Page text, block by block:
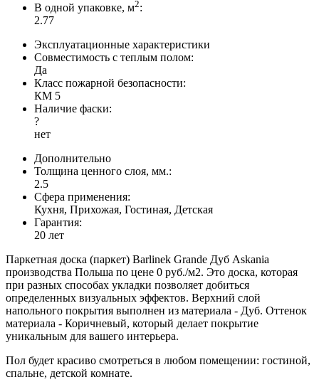
В одной упаковке, м2:
2.77
Эксплуатационные характеристики
Совместимость с теплым полом:
Да
Класс пожарной безопасности:
КМ 5
Наличие фаски:
?
нет
Дополнительно
Толщина ценного слоя, мм.:
2.5
Сфера применения:
Кухня, Прихожая, Гостиная, Детская
Гарантия:
20 лет
Паркетная доска (паркет) Barlinek Grande Дуб Askania
производства Польша по цене 0 руб./м2. Это доска, которая
при разных способах укладки позволяет добиться
определенных визуальных эффектов. Верхний слой
напольного покрытия выполнен из материала - Дуб. Оттенок
материала - Коричневый, который делает покрытие
уникальным для вашего интерьера.
Пол будет красиво смотреться в любом помещении: гостиной,
спальне, детской комнате.